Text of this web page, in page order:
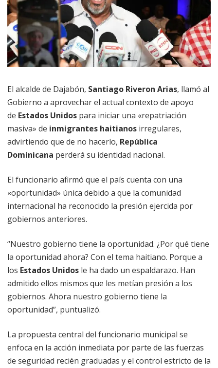
El alcalde de Dajabón, Santiago Riveron Arias, llamó al
Gobierno a aprovechar el actual contexto de apoyo
de Estados Unidos para iniciar una «repatriación
masiva» de inmigrantes haitianos irregulares,
advirtiendo que de no hacerlo, República
Dominicana perderá su identidad nacional.
El funcionario afirmó que el país cuenta con una
«oportunidad» única debido a que la comunidad
internacional ha reconocido la presión ejercida por
gobiernos anteriores.
“Nuestro gobierno tiene la oportunidad. ¿Por qué tiene
la oportunidad ahora? Con el tema haitiano. Porque a
los Estados Unidos le ha dado un espaldarazo. Han
admitido ellos mismos que les metían presión a los
gobiernos. Ahora nuestro gobierno tiene la
oportunidad”, puntualizó.
La propuesta central del funcionario municipal se
enfoca en la acción inmediata por parte de las fuerzas
de seguridad recién graduadas y el control estricto de la